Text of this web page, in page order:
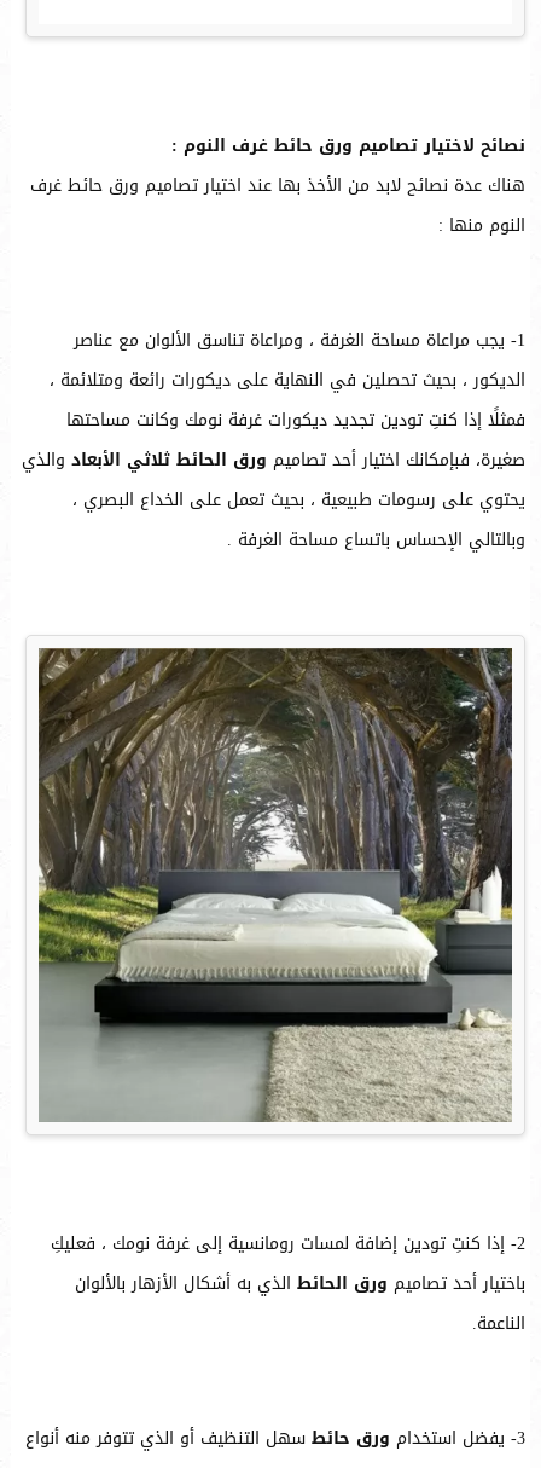
نصائح لاختيار تصاميم ورق حائط غرف النوم :
هناك عدة نصائح لابد من الأخذ بها عند اختيار تصاميم ورق حائط غرف
النوم منها :
1- يجب مراعاة مساحة الغرفة ، ومراعاة تناسق الألوان مع عناصر
الديكور ، بحيث تحصلين في النهاية على ديكورات رائعة ومتلائمة ،
فمثلًا إذا كنتِ تودين تجديد ديكورات غرفة نومك وكانت مساحتها
صغيرة، فبإمكانك اختيار أحد تصاميم ورق الحائط ثلاثي الأبعاد والذي
يحتوي على رسومات طبيعية ، بحيث تعمل على الخداع البصري ،
وبالتالي الإحساس باتساع مساحة الغرفة .
2- إذا كنتِ تودين إضافة لمسات رومانسية إلى غرفة نومك ، فعليكِ
باختيار أحد تصاميم ورق الحائط الذي به أشكال الأزهار بالألوان
الناعمة.
3- يفضل استخدام ورق حائطسهل التنظيف أو الذي تتوفر منه أنواع